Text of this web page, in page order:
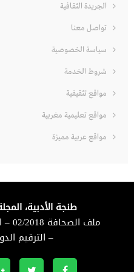
الجريدة الثقافية
تواصل معنا
سياسة الخصوصية
شروط الخدمة
مواقع تثقيفية
مواقع تعليمية مغربية
مواقع عربية مميزة
طنجة الأدبية،
– الترقيم الدولي